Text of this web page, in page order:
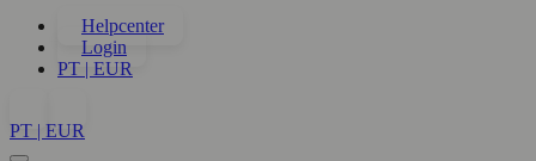
Helpcenter
Login
PT | EUR
PT | EUR